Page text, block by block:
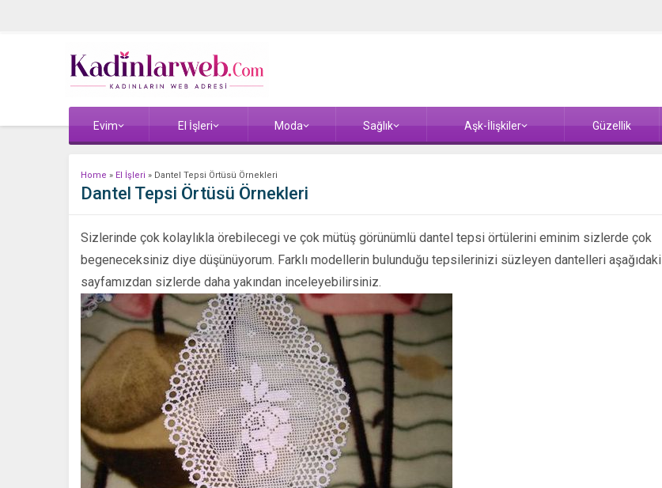
Evim El İşleri Moda Sağlık Aşk-İlişkiler Güzellik
Home » El İşleri » Dantel Tepsi Örtüsü Örnekleri
Dantel Tepsi Örtüsü Örnekleri
Sizlerinde çok kolaylıkla örebilecegi ve çok mütüş görünümlü dantel tepsi örtülerini eminim sizlerde çok
begeneceksiniz diye düşünüyorum. Farklı modellerin bulunduğu tepsilerinizi süzleyen dantelleri aşağıdaki
sayfamızdan sizlerde daha yakından inceleyebilirsiniz.